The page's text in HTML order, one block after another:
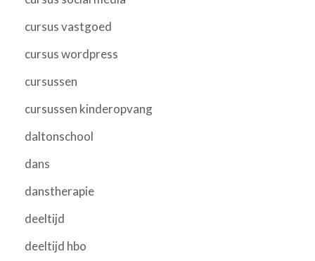
cursus vastgoed
cursus wordpress
cursussen
cursussen kinderopvang
daltonschool
dans
danstherapie
deeltijd
deeltijd hbo